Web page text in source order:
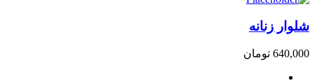
شلوار زنانه
640,000 تومان